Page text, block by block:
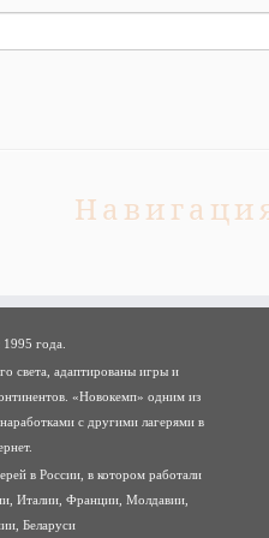
года.
света, адаптированы игры и
«Новокемп» одним из
с другими лагерями в
в России, в котором работали
Италии, Франции, Молдавии,
Беларуси